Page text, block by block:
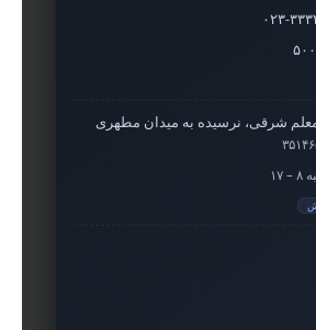
معلم شرقی، نرسیده به میدان مطهری